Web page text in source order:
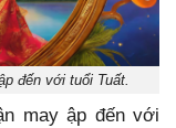
đến với tuổi Tuất.
may ập đến với